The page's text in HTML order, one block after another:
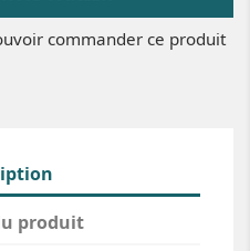
commander ce produit
produit